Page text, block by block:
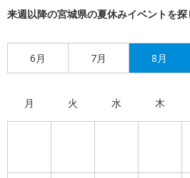
来週以降の宮城県の夏休みイベントを探
6月 7月 8月
月 火 水 木